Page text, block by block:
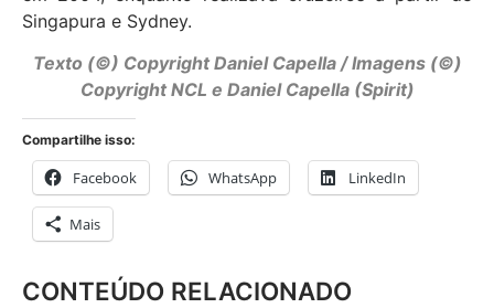
Singapura e Sydney.
Texto (©) Copyright Daniel Capella / Imagens (©)
Copyright NCL e Daniel Capella (Spirit)
Compartilhe isso:
Facebook WhatsApp LinkedIn
Mais
CONTEÚDO RELACIONADO